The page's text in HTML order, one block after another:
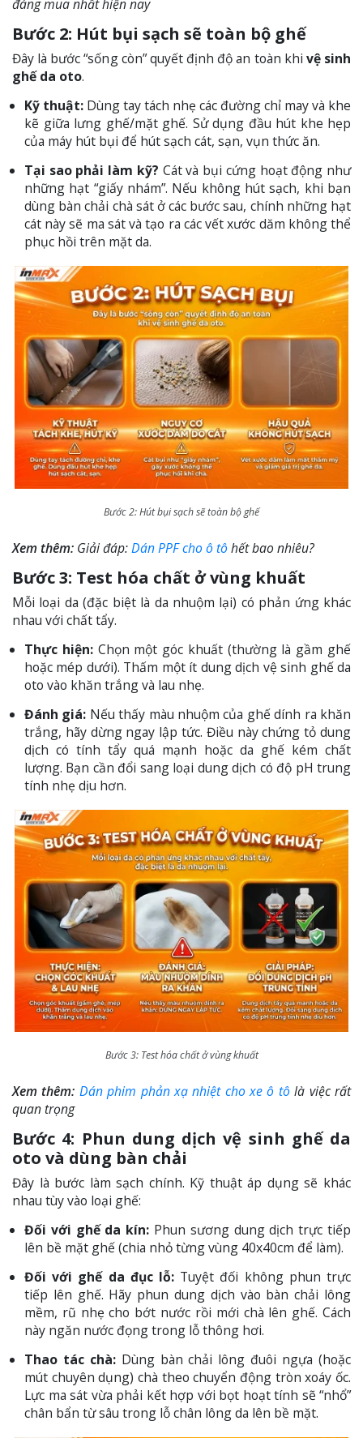
đáng mua nhất hiện nay
Bước 2: Hút bụi sạch sẽ toàn bộ ghế
Đây là bước “sống còn” quyết định độ an toàn khi vệ sinh
ghế da oto.
Kỹ thuật: Dùng tay tách nhẹ các đường chỉ may và khe
kẽ giữa lưng ghế/mặt ghế. Sử dụng đầu hút khe hẹp
của máy hút bụi để hút sạch cát, sạn, vụn thức ăn.
Tại sao phải làm kỹ? Cát và bụi cứng hoạt động như
những hạt “giấy nhám”. Nếu không hút sạch, khi bạn
dùng bàn chải chà sát ở các bước sau, chính những hạt
cát này sẽ ma sát và tạo ra các vết xước dăm không thể
phục hồi trên mặt da.
Bước 2: Hút bụi sạch sẽ toàn bộ ghế
Xem thêm: Giải đáp:Dán PPF cho ô tôhết bao nhiêu?
Bước 3: Test hóa chất ở vùng khuất
Mỗi loại da (đặc biệt là da nhuộm lại) có phản ứng khác
nhau với chất tẩy.
Thực hiện:Chọn một góc khuất (thường là gầm ghế
hoặc mép dưới). Thấm một ít dung dịch vệ sinh ghế da
oto vào khăn trắng và lau nhẹ.
Đánh giá: Nếu thấy màu nhuộm của ghế dính ra khăn
trắng, hãy dừng ngay lập tức. Điều này chứng tỏ dung
dịch có tính tẩy quá mạnh hoặc da ghế kém chất
lượng. Bạn cần đổi sang loại dung dịch có độ pH trung
tính nhẹ dịu hơn.
Bước 3: Test hóa chất ở vùng khuất
Xem thêm: Dán phim phản xạ nhiệt cho xe ô tôlà việc rất
quan trọng
Bước 4: Phun dung dịch vệ sinh ghế da
oto và dùng bàn chải
Đây là bước làm sạch chính. Kỹ thuật áp dụng sẽ khác
nhau tùy vào loại ghế:
Đối với ghế da kín: Phun sương dung dịch trực tiếp
lên bề mặt ghế (chia nhỏ từng vùng 40x40cm để làm).
Đối với ghế da đục lỗ: Tuyệt đối không phun trực
tiếp lên ghế. Hãy phun dung dịch vào bàn chải lông
mềm, rũ nhẹ cho bớt nước rồi mới chà lên ghế. Cách
này ngăn nước đọng trong lỗ thông hơi.
Thao tác chà:Dùng bàn chải lông đuôi ngựa (hoặc
mút chuyên dụng) chà theo chuyển động tròn xoáy ốc.
Lực ma sát vừa phải kết hợp với bọt hoạt tính sẽ “nhổ”
chân bẩn từ sâu trong lỗ chân lông da lên bề mặt.